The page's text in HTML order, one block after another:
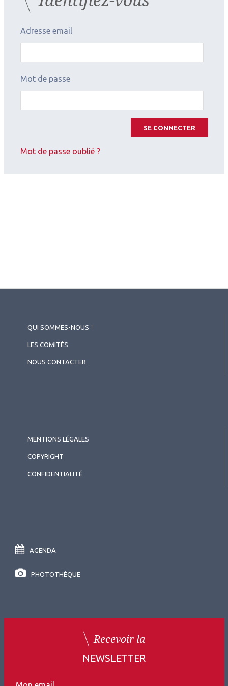
Adresse email
Mot de passe
SE CONNECTER
Mot de passe oublié ?
QUI SOMMES-NOUS
LES COMITÉS
NOUS CONTACTER
MENTIONS LÉGALES
COPYRIGHT
CONFIDENTIALITÉ
AGENDA
PHOTOTHÈQUE
Recevoir la
NEWSLETTER